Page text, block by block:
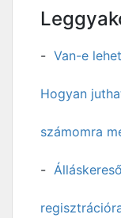
Van-e
Hogyan
számomra